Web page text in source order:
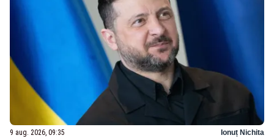
9 aug. 2026, 09:35 Ionuț Nichita